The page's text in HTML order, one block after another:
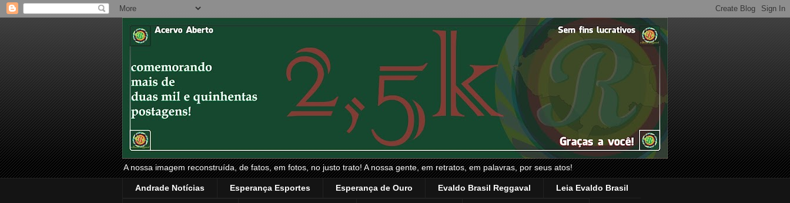
A nossa imagem reconstruída, de fatos, em fotos, no justo trato! A nossa gente, em retratos, em palavras, por seus atos!
Andrade Notícias Esperança Esportes Esperança de Ouro Evaldo Brasil Reggaval Leia Evaldo Brasil